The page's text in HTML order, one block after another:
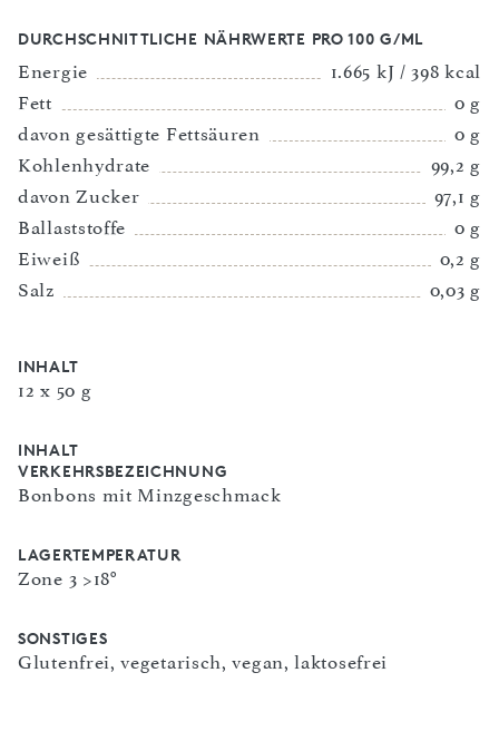
DURCHSCHNITTLICHE NÄHRWERTE PRO 100 G/ML
Energie
1.665 kJ / 398 kcal
Fett
0 g
davon gesättigte Fettsäuren
0 g
Kohlenhydrate
99,2 g
davon Zucker
97,1 g
Ballaststoffe
0 g
Eiweiß
0,2 g
Salz
0,03 g
INHALT
12 x 50 g
INHALT
VERKEHRSBEZEICHNUNG
Bonbons mit Minzgeschmack
LAGERTEMPERATUR
Zone 3 >18°
SONSTIGES
Glutenfrei, vegetarisch, vegan, laktosefrei